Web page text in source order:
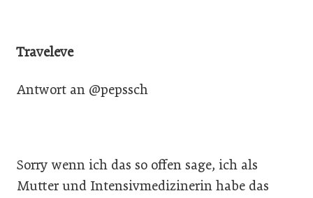
Traveleve
Antwort an @pepssch
Sorry wenn ich das so offen sage, ich als
Mutter und Intensivmedizinerin habe das